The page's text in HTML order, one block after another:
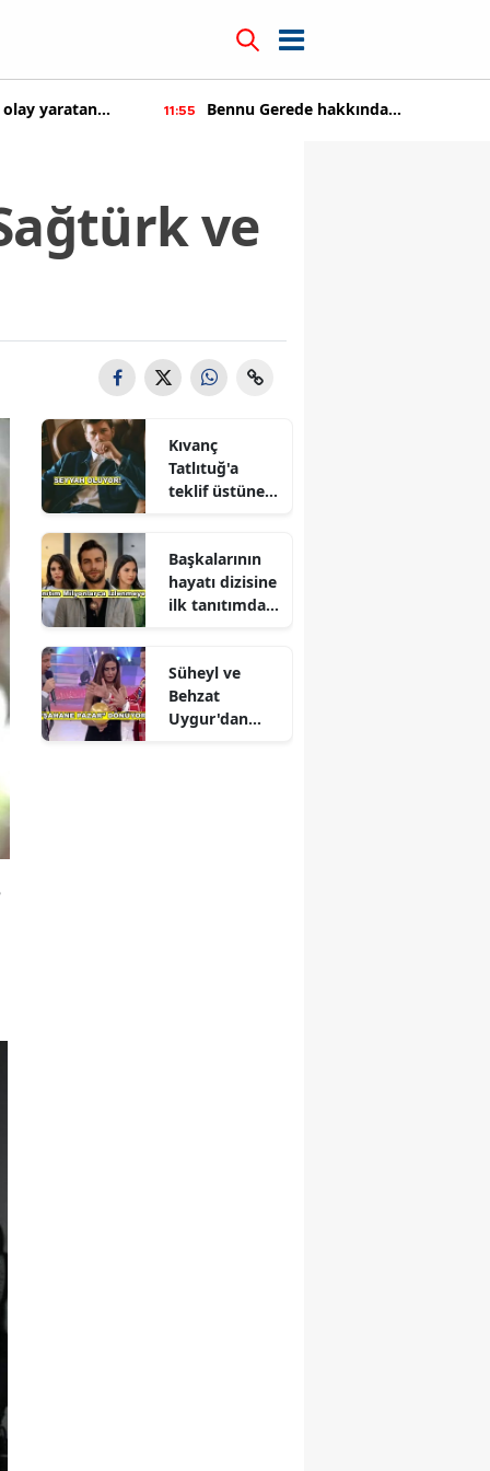
hakkında
14:22 Kıvanç Tatlıtuğ'a teklif üstüne
ve
Kıvanç
Tatlıtuğ'a
teklif üstüne
Başkalarının
hayatı dizisine
ilk tanıtımdan
Süheyl ve
Behzat
Uygur'dan